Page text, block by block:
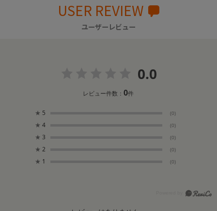
USER REVIEW
ユーザーレビュー
0.0
レビュー件数：0件
★ 5 (0)
★ 4 (0)
★ 3 (0)
★ 2 (0)
★ 1 (0)